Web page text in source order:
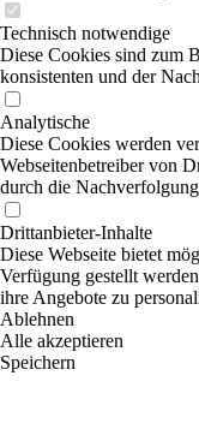
Technisch notwendige
Diese Cookies sind zum
konsistenten und der
Analytische
Diese Cookies werden
Webseitenbetreiber von
durch die
Drittanbieter-Inhalte
Diese Webseite bietet
Verfügung gestellt
ihre Angebote zu
Ablehnen
Alle akzeptieren
Speichern